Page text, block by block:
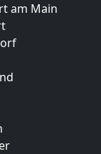
am Main